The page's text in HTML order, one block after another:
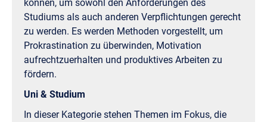
können, um sowohl den Anforderungen des
Studiums als auch anderen Verpflichtungen gerecht
zu werden. Es werden Methoden vorgestellt, um
Prokrastination zu überwinden, Motivation
aufrechtzuerhalten und produktives Arbeiten zu
fördern.
Uni & Studium
In dieser Kategorie stehen Themen im Fokus, die